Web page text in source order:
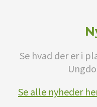
Se hvad der er i
Se alle nyheder